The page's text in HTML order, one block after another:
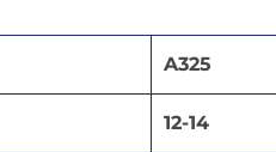
A325
12-14